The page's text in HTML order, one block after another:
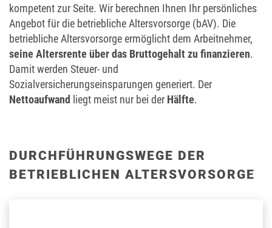
kompetent zur Seite. Wir berechnen Ihnen Ihr persönliches
Angebot für die betriebliche Altersvorsorge (bAV). Die
betriebliche Altersvorsorge ermöglicht dem Arbeitnehmer,
seine Altersrente über das Bruttogehalt zu finanzieren.
Damit werden Steuer- und
Sozialversicherungseinsparungen generiert. Der
Nettoaufwand liegt meist nur bei der Hälfte.
DURCHFÜHRUNGSWEGE DER
BETRIEBLICHEN ALTERSVORSORGE